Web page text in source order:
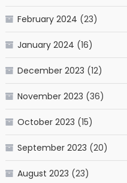
February 2024 (23)
January 2024 (16)
December 2023 (12)
November 2023 (36)
October 2023 (15)
September 2023 (20)
August 2023 (23)